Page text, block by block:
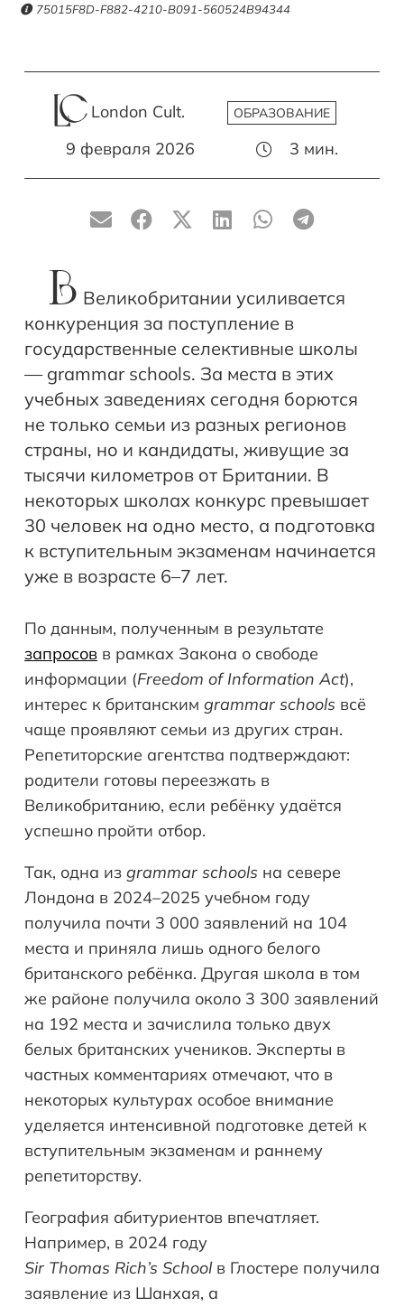
75015F8D-F882-4210-B091-560524B94344
London Cult. ОБРАЗОВАНИЕ
9 февраля 2026 3 мин.
В Великобритании усиливается
конкуренция за поступление в
государственные селективные школы
— grammar schools. За места в этих
учебных заведениях сегодня борются
не только семьи из разных регионов
страны, но и кандидаты, живущие за
тысячи километров от Британии. В
некоторых школах конкурс превышает
30 человек на одно место, а подготовка
к вступительным экзаменам начинается
уже в возрасте 6–7 лет.
По данным, полученным в результате
запросов в рамках Закона о свободе
информации (Freedom of Information Act),
интерес к британским grammar schools всё
чаще проявляют семьи из других стран.
Репетиторские агентства подтверждают:
родители готовы переезжать в
Великобританию, если ребёнку удаётся
успешно пройти отбор.
Так, одна из grammar schools на севере
Лондона в 2024–2025 учебном году
получила почти 3 000 заявлений на 104
места и приняла лишь одного белого
британского ребёнка. Другая школа в том
же районе получила около 3 300 заявлений
на 192 места и зачислила только двух
белых британских учеников. Эксперты в
частных комментариях отмечают, что в
некоторых культурах особое внимание
уделяется интенсивной подготовке детей к
вступительным экзаменам и раннему
репетиторству.
География абитуриентов впечатляет.
Например, в 2024 году
Sir Thomas Rich’s Schoolв Глостере получила
заявление из Шанхая, а